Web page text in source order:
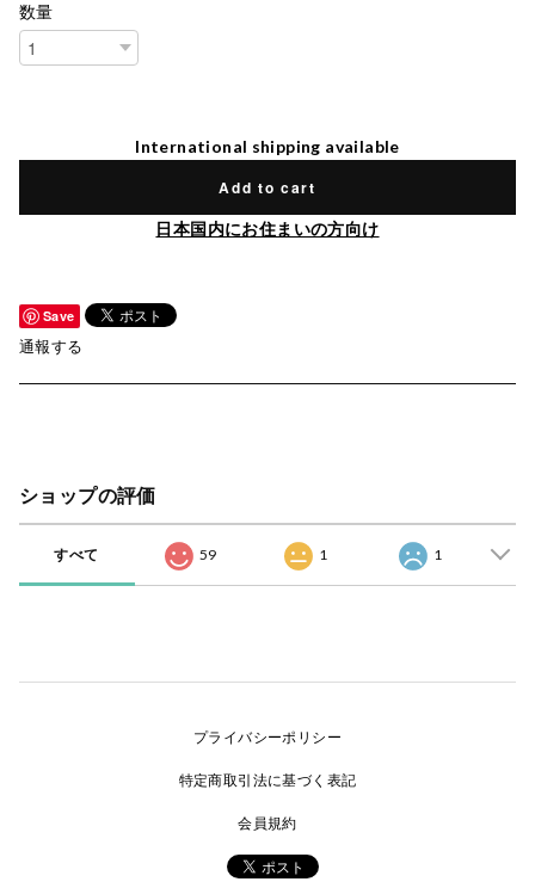
数量
International shipping available
Add to cart
日本国内にお住まいの方向け
Save
通報する
ショップの評価
すべて 59 1 1
プライバシーポリシー
特定商取引法に基づく表記
会員規約